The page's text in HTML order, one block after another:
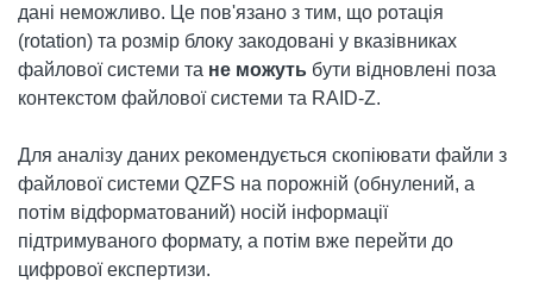
дані неможливо. Це пов'язано з тим, що ротація
(rotation) та розмір блоку закодовані у вказівниках
файлової системи та не можуть бути відновлені поза
контекстом файлової системи та RAID-Z.
Для аналізу даних рекомендується скопіювати файли з
файлової системи QZFS на порожній (обнулений, а
потім відформатований) носій інформації
підтримуваного формату, а потім вже перейти до
цифрової експертизи.